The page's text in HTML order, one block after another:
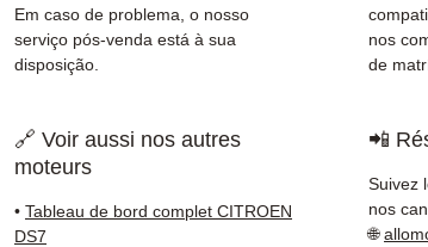
✅
a
Em caso de problema, o nosso
serviço pós-venda está à sua
disposição.
nos
de
🔗 Voir aussi nos autres
moteurs
• Tableau de bord complet CITROEN
DS7
📲
Suivez
nos
🌐